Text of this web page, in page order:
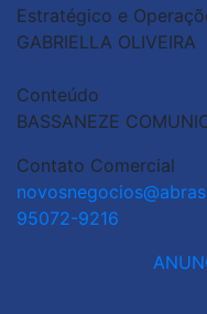
Estratégico e
GABRIELLA OLIVEIRA
Conteúdo
BASSANEZE
Contato Comercial
95072-9216